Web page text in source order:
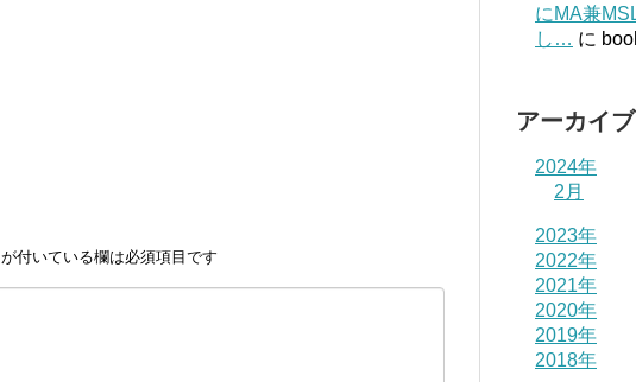
が付いている欄は必須項目です
にMA兼
し… に
アーカイブ
2024年
2月
2023年
2022年
2021年
2020年
2019年
2018年